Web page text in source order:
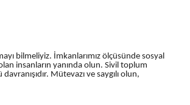
bilmeliyiz. İmkanlarımız ölçüsünde sosyal
insanların yanında olun. Sivil toplum
Mütevazı ve saygılı olun,